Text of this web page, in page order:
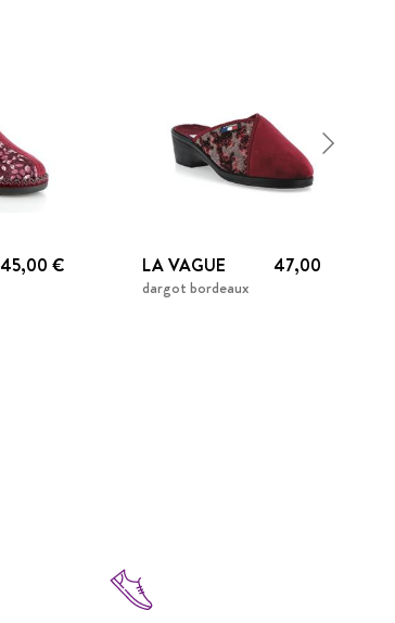
45,00 € LA VAGUE 47,00 €
dargot bordeaux